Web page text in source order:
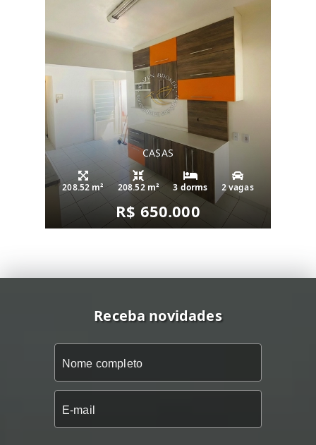
CASAS
208.52 m² 208.52 m² 3 dorms 2 vagas
R$ 650.000
Receba novidades